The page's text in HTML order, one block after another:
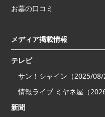
お墓の口コミ
メディア掲載情報
テレビ
サン！シャイン（2025/08/
情報ライブ ミヤネ屋（
新聞